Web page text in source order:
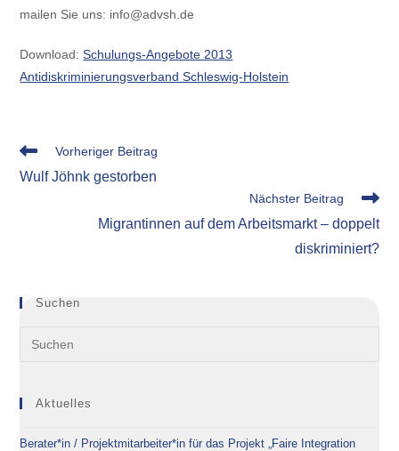
mailen Sie uns: info@advsh.de
Download:Schulungs-Angebote 2013
Antidiskriminierungsverband Schleswig-Holstein
Weitere
ansehen
Vorheriger Beitrag
Wulf Jöhnk gestorben
Nächster Beitrag
Migrantinnen auf dem Arbeitsmarkt – doppelt
diskriminiert?
Suchen
Aktuelles
Berater*in / Projektmitarbeiter*in für das Projekt „Faire Integration